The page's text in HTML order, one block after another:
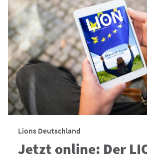
Lions Deutschland
Jetzt online: Der